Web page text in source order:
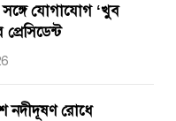
সঙ্গে যোগাযোগ ‘খুব
নদীদূষণ রোধে